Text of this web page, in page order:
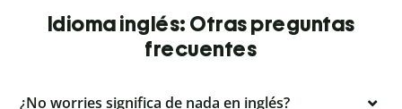
Idioma inglés: Otras preguntas
frecuentes
¿No worries significa de nada en inglés?